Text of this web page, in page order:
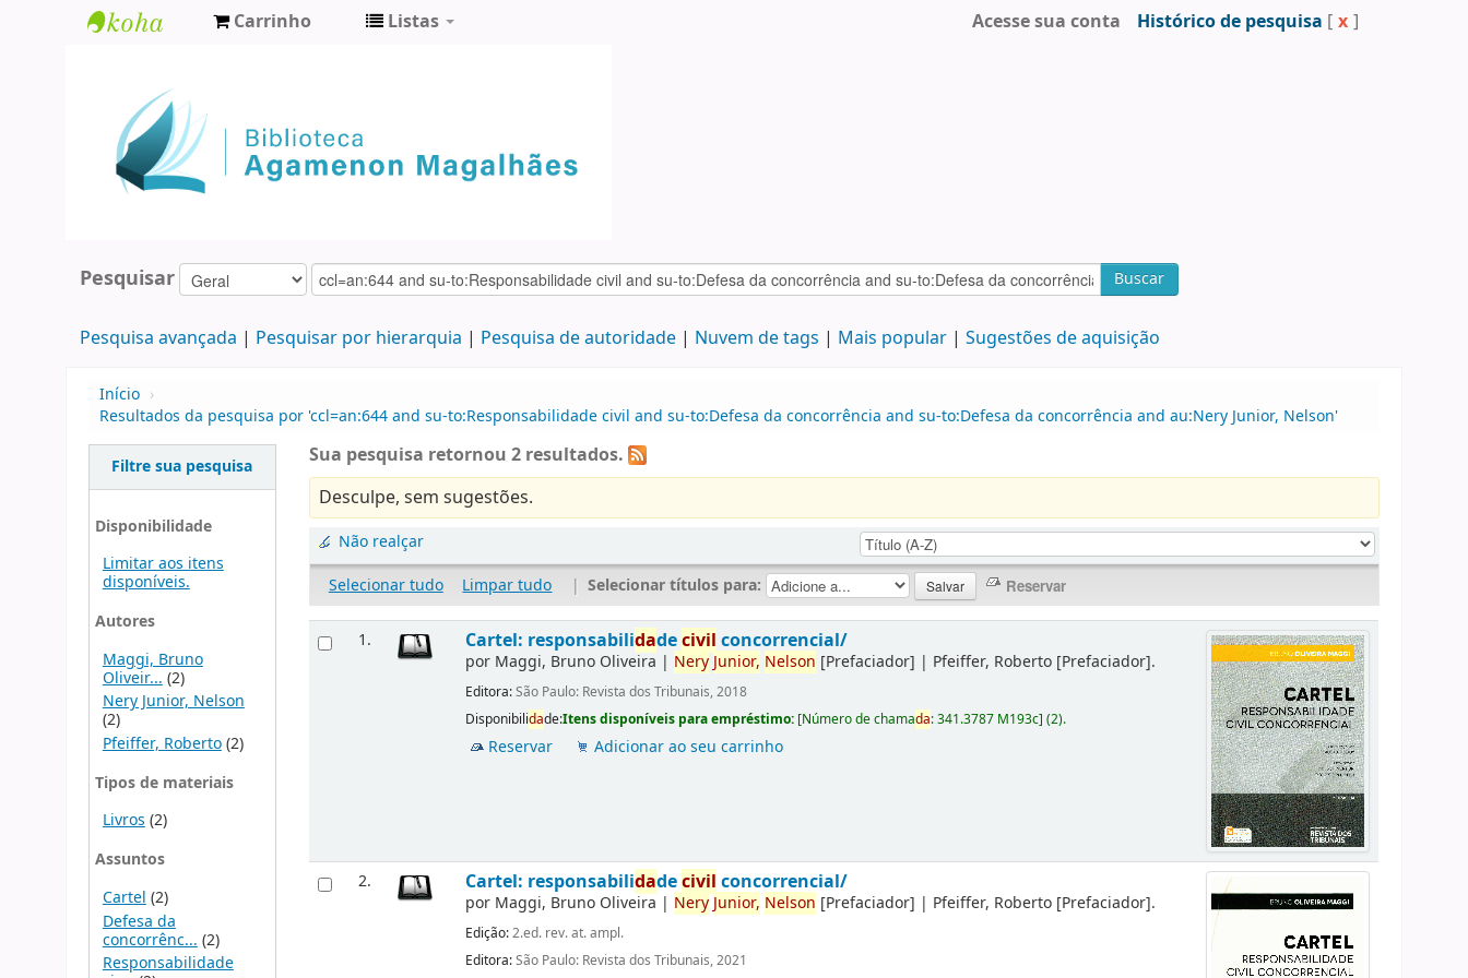
Agamenon
Magalhães
Carrinho Listas Acesse sua conta Histórico de pesquisa [ x ]
Pesquisar Buscar
Pesquisa avançada Pesquisar por hierarquia Pesquisa de autoridade Nuvem de tags Mais popular Sugestões de aquisição
Início ›
Resultados da pesquisa por 'ccl=an:644 and su-to:Responsabilidade civil and su-to:Defesa da concorrência and su-to:Defesa da concorrência and au:Nery Junior, Nelson'
Filtre sua pesquisa
Disponibilidade
Limitar aos itens
disponíveis.
Autores
Maggi, Bruno
Oliveir... (2)
Nery Junior, Nelson
(2)
Pfeiffer, Roberto(2)
Tipos de materiais
Livros(2)
Assuntos
Cartel (2)
Defesa da
concorrênc... (2)
Responsabilidade
Sua pesquisa retornou 2 resultados.
Desculpe, sem sugestões.
Não realçar
Selecionar tudo
Limpar tudo | Selecionar títulos para:
1. Cartel: responsabilidadecivil concorrencial/
por Maggi, Bruno Oliveira | NeryJunior, Nelson [Prefaciador] | Pfeiffer, Roberto [Prefaciador].
Editora:São Paulo: Revista dos Tribunais, 2018
Disponibilidade:Itens disponíveis para empréstimo: [Número de chamada:341.3787 M193c](2).
Reservar Adicionar ao seu carrinho
2. Cartel: responsabilidadecivil concorrencial/
por Maggi, Bruno Oliveira | NeryJunior, Nelson [Prefaciador] | Pfeiffer, Roberto [Prefaciador].
Edição:2.ed. rev. at. ampl.
Editora:São Paulo: Revista dos Tribunais, 2021